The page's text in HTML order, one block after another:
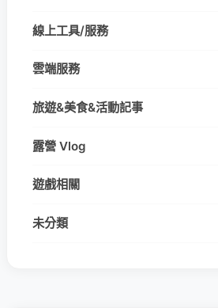
線上工具/服務
雲端服務
旅遊&美食&活動記事
露營 Vlog
遊戲相關
未分類